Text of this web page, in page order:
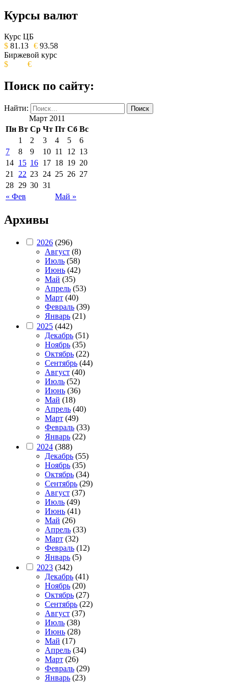
ОБЩЕСТВЕННО-ПОЛИТИЧЕСКОЕ
ИЗДАНИЕ КАМЧАТСКОГО КРАЯ.
Курсы валют
Курс ЦБ
$ 81.13 € 93.58
Биржевой курс
$
€
Поиск по сайту:
Найти:
Март 2011
Пн Вт Ср Чт Пт Сб Вс
« Фев Май »
1 2 3 4 5
6
7
8 9 10 11 12 13
14 15 16 17 18 19 20
21
22 23 24 25 26 27
28 29 30 31
Архивы
2026 (296)
Август (8)
Июль (58)
Июнь (42)
Май (35)
Апрель (53)
Март (40)
Февраль (39)
Январь (21)
2025 (442)
Декабрь (51)
Ноябрь (35)
Октябрь (22)
Сентябрь (44)
Август (40)
Июль (52)
Июнь (36)
Май (18)
Апрель (40)
Март (49)
Февраль (33)
Январь (22)
2024 (388)
Декабрь (55)
Ноябрь (35)
Октябрь (34)
Сентябрь (29)
Август (37)
Июль (49)
Июнь (41)
Май (26)
Апрель (33)
Март (32)
Февраль (12)
Январь (5)
2023 (342)
Декабрь (41)
Ноябрь (20)
Октябрь (27)
Сентябрь (22)
Август (37)
Июль (38)
Июнь (28)
Май (17)
Апрель (34)
Март (26)
Февраль (29)
Январь (23)